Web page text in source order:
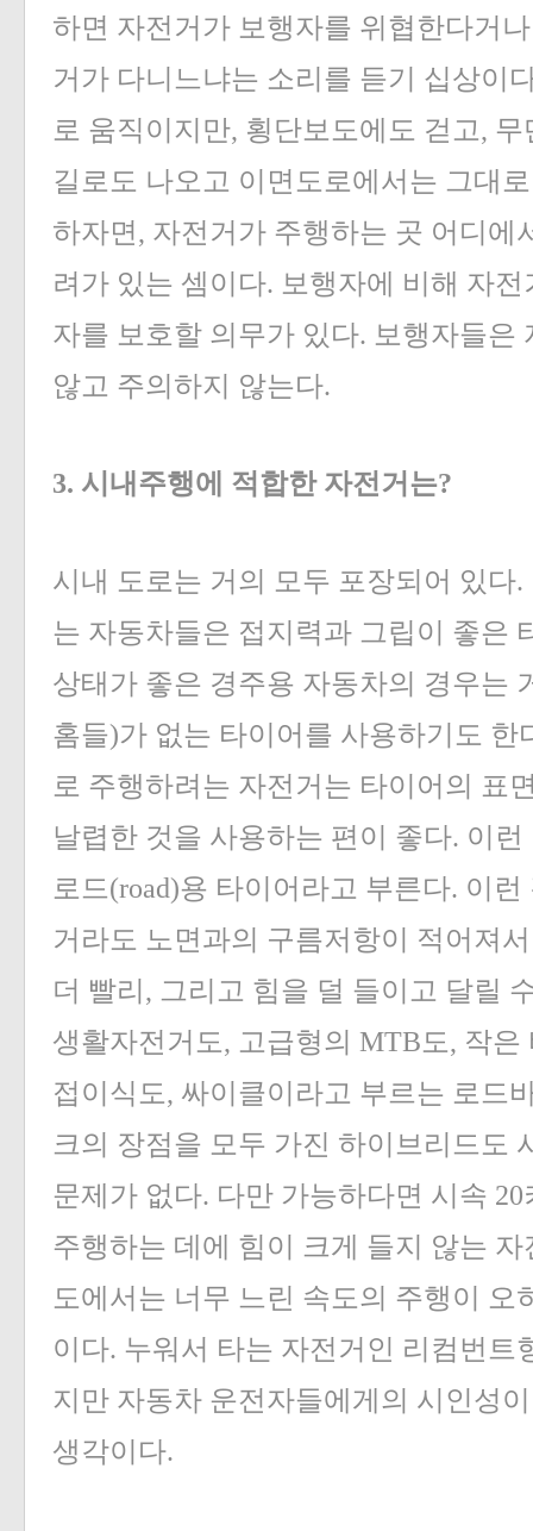
하면 자전거가 보행자를 위협한다거
거가 다니느냐는 소리를 듣기 십상이
로 움직이지만, 횡단보도에도 걷고,
길로도 나오고 이면도로에서는 그대
하자면, 자전거가 주행하는 곳 어디에
려가 있는 셈이다. 보행자에 비해 자
자를 보호할 의무가 있다. 보행자들은
않고 주의하지 않는다.
3. 시내주행에 적합한 자전거는?
시내 도로는 거의 모두 포장되어 있다
는 자동차들은 접지력과 그립이 좋은
상태가 좋은 경주용 자동차의 경우는
홈들)가 없는 타이어를 사용하기도 한
로 주행하려는 자전거는 타이어의 표
날렵한 것을 사용하는 편이 좋다. 이
로드(road)용 타이어라고 부른다. 이
거라도 노면과의 구름저항이 적어져
더 빨리, 그리고 힘을 덜 들이고 달릴
생활자전거도, 고급형의 MTB도, 작
접이식도, 싸이클이라고 부르는 로드
크의 장점을 모두 가진 하이브리드도
문제가 없다. 다만 가능하다면 시속
주행하는 데에 힘이 크게 들지 않는
도에서는 너무 느린 속도의 주행이 오
이다. 누워서 타는 자전거인 리컴번트
지만 자동차 운전자들에게의 시인성
생각이다.